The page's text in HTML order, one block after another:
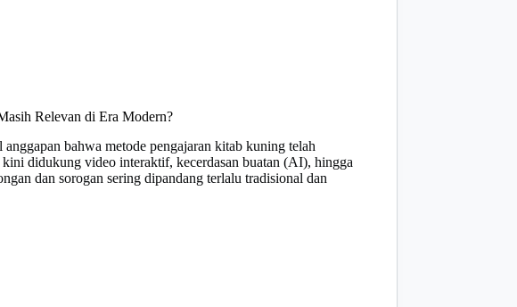
Relevan di Era Modern?
bahwa metode pengajaran kitab kuning telah
didukung video interaktif, kecerdasan buatan (AI), hingga
dan sorogan sering dipandang terlalu tradisional dan